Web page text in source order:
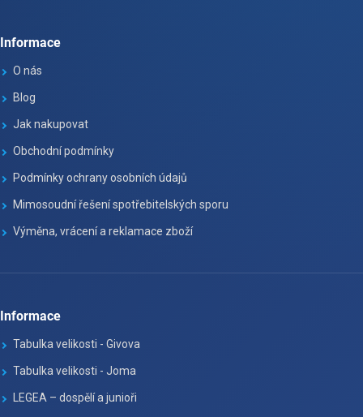
Informace
O nás
Blog
Jak nakupovat
Obchodní podmínky
Podmínky ochrany osobních údajů
Mimosoudní řešení spotřebitelských sporu
Výměna, vrácení a reklamace zboží
Informace
Tabulka velikosti - Givova
Tabulka velikosti - Joma
LEGEA – dospělí a junioři